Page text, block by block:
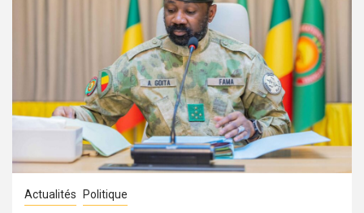
Actualités Politique